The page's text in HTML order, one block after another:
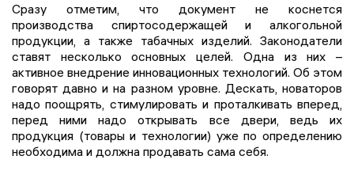
Сразу отметим, что документ не коснется
производства спиртосодержащей и алкогольной
продукции, а также табачных изделий. Законодатели
ставят несколько основных целей. Одна из них –
активное внедрение инновационных технологий. Об этом
говорят давно и на разном уровне. Дескать, новаторов
надо поощрять, стимулировать и проталкивать вперед,
перед ними надо открывать все двери, ведь их
продукция (товары и технологии) уже по определению
необходима и должна продавать сама себя.